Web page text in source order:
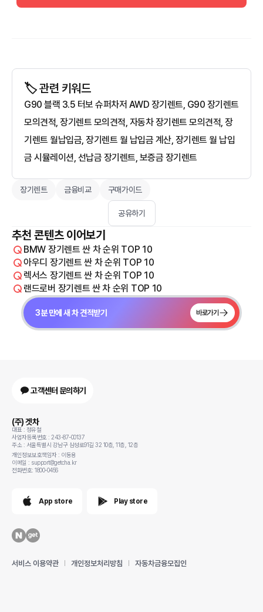
🏷️ 관련 키워드
G90 블랙 3.5 터보 슈퍼차저 AWD 장기렌트, G90 장기렌트
모의견적, 장기렌트 모의견적, 자동차 장기렌트 모의견적, 장
기렌트 월납입금, 장기렌트 월 납입금 계산, 장기렌트 월 납입
금 시뮬레이션, 선납금 장기렌트, 보증금 장기렌트
장기렌트 금융비교 구매가이드
공유하기
추천 콘텐츠 이어보기
BMW 장기렌트 싼 차 순위 TOP 10
아우디 장기렌트 싼 차 순위 TOP 10
렉서스 장기렌트 싼 차 순위 TOP 10
랜드로버 장기렌트 싼 차 순위 TOP 10
3분 만에 새 차 견적받기 바로가기
고객센터 문의하기
(주) 겟차
대표 : 정유철
사업자등록번호 : 243-87-00137
주소 : 서울특별시 강남구 삼성로91길 32 10층, 11층, 12층
개인정보보호책임자 : 이동용
이메일 : support@getcha.kr
전화번호: 1800-0456
App store Play store
서비스 이용약관 개인정보처리방침 자동차금융모집인